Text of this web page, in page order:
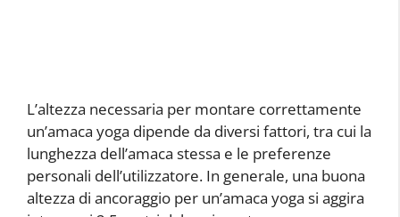
L’altezza necessaria per montare correttamente
un’amaca yoga dipende da diversi fattori, tra cui la
lunghezza dell’amaca stessa e le preferenze
personali dell’utilizzatore. In generale, una buona
altezza di ancoraggio per un’amaca yoga si aggira